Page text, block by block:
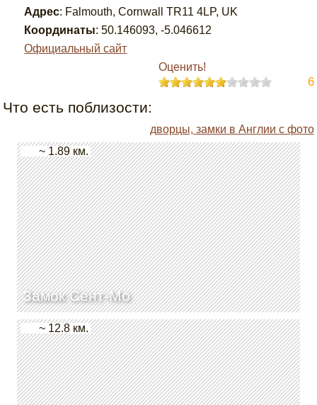
Адрес: Falmouth, Cornwall TR11 4LP, UK
Координаты: 50.146093,-5.046612
Официальный сайт
Оценить!
6
Что есть поблизости:
дворцы, замки в Англии с фото
Замок Сент-Мо
~ 1.89 км.
~ 12.8 км.